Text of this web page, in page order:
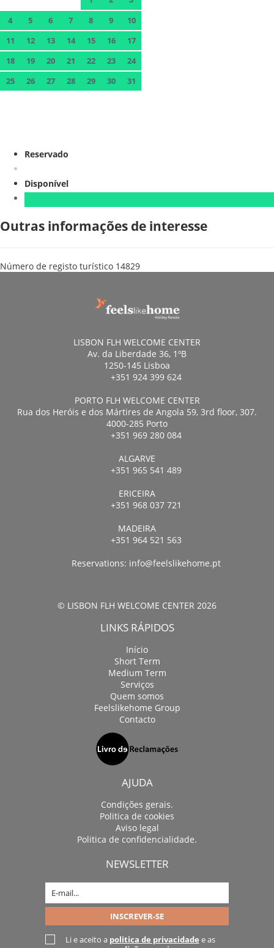
4
5 6 7 8 9
10
11
12 13 14 15 16
17
18
19 20 21 22 23
24
25
26 27 28 29 30 31
Reservado
Disponível
Outras informações de interesse
Número de registo turístico 14829
LISBON FLH WELCOME CENTER
Av. da Liberdade 36, 1ºB
1250-145 Lisboa
+351 924 399 624
PORTO FLH WELCOME CENTER
Rua dos Heróis e dos Mártires de Angola 59, 3rd floor, 307.
4000-285 Porto
+351 969 280 084
ALGARVE
+351 965 541 489
ERICEIRA
+351 968 037 721
MADEIRA
+351 964 521 563
Reservations: info@feelslikehome.pt
© LISBON FLH WELCOME CENTER 2026
LINKS RÁPIDOS
Início
Short Term
Medium Term
Serviços
Quem somos
Feelslikehome Group
Contacto
AJUDA
Condições gerais.
Politica de cookies
Aviso legal
Politica de confidencialidade.
NEWSLETTER
Li e aceito a politica de privacidade e as